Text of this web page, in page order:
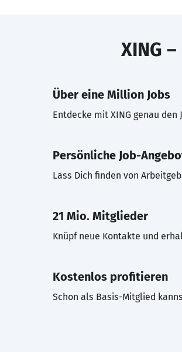
XING
Über eine Million Jobs
Entdecke mit XING genau
Persönliche Job-
Lass Dich finden von
21 Mio. Mitglieder
Knüpf neue Kontakte und
Kostenlos profitieren
Schon als Basis-Mitglied